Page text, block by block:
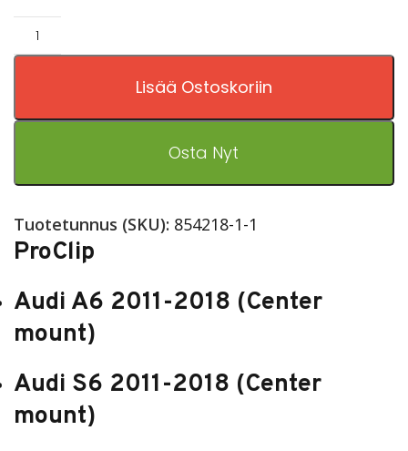
Lisää Ostoskoriin
Osta Nyt
Tuotetunnus (SKU): 854218-1-1
ProClip
Audi A6 2011-2018 (Center
mount)
Audi S6 2011-2018 (Center
mount)